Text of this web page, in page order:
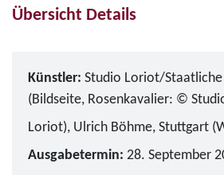
Übersicht Details
Künstler: Studio Loriot/
(Bildseite, Rosenkavalier: ©
Loriot), Ulrich Böhme, Stuttgart
Ausgabetermin: 28. September